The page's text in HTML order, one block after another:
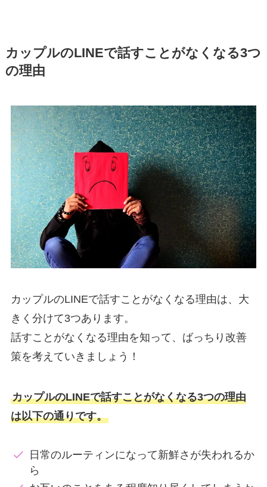
カップルのLINEで話すことがなくなる3つ
の理由
カップルのLINEで話すことがなくなる理由は、大
きく分けて3つあります。
話すことがなくなる理由を知って、ばっちり改善
策を考えていきましょう！
カップルのLINEで話すことがなくなる3つの理由
は以下の通りです。
日常のルーティンになって新鮮さが失われるか
ら